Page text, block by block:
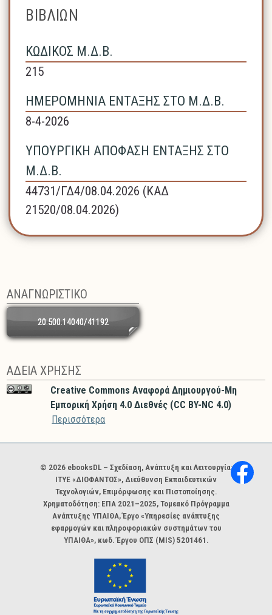
ΒΙΒΛΙΩΝ
ΚΩΔΙΚΟΣ Μ.Δ.Β.
215
ΗΜΕΡΟΜΗΝΙΑ ΕΝΤΑΞΗΣ ΣΤΟ Μ.Δ.Β.
8-4-2026
ΥΠΟΥΡΓΙΚΗ ΑΠΟΦΑΣΗ ΕΝΤΑΞΗΣ ΣΤΟ
Μ.Δ.Β.
44731/ΓΔ4/08.04.2026 (ΚΑΔ
21520/08.04.2026)
ΑΝΑΓΝΩΡΙΣΤΙΚΟ
20.500.14040/41192
ΑΔΕΙΑ ΧΡΗΣΗΣ
Creative Commons Αναφορά Δημιουργού-Μη
Εμπορική Χρήση 4.0 Διεθνές (CC BY-NC 4.0)
Περισσότερα
Χορηγοί και φορείς
© 2026 ebooksDL – Σχεδίαση, Ανάπτυξη και Λειτουργία:
ΙΤΥΕ «ΔΙΟΦΑΝΤΟΣ», Διεύθυνση Εκπαιδευτικών
Τεχνολογιών, Επιμόρφωσης και Πιστοποίησης.
Χρηματοδότηση: ΕΠΑ 2021–2025, Τομεακό Πρόγραμμα
Ανάπτυξης ΥΠΑΙΘΑ, Έργο «Υπηρεσίες ανάπτυξης
εφαρμογών και πληροφοριακών συστημάτων του
ΥΠΑΙΘΑ», κωδ. Έργου ΟΠΣ (MIS) 5201461.